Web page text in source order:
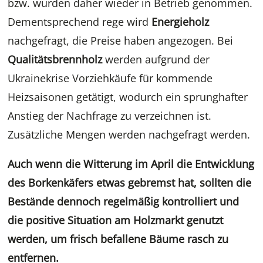
bzw. wurden daher wieder in Betrieb genommen.
Dementsprechend rege wird Energieholz
nachgefragt, die Preise haben angezogen. Bei
Qualitätsbrennholzwerden aufgrund der
Ukrainekrise Vorziehkäufe für kommende
Heizsaisonen getätigt, wodurch ein sprunghafter
Anstieg der Nachfrage zu verzeichnen ist.
Zusätzliche Mengen werden nachgefragt werden.
Auch wenn die Witterung im April die Entwicklung
des Borkenkäfers etwas gebremst hat, sollten die
Bestände dennoch regelmäßig kontrolliert und
die positive Situation am Holzmarkt genutzt
werden, um frisch befallene Bäume rasch zu
entfernen.